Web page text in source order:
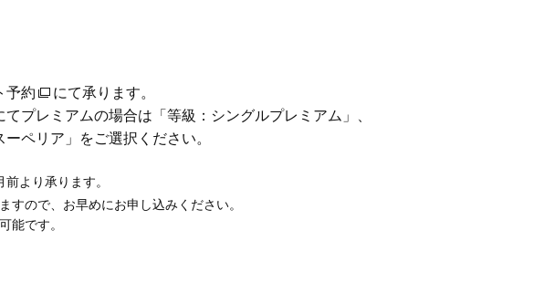
予約
にて承ります。
てプレミアムの場合は 「等級：シングルプレミアム」、
ペリア」をご選択ください。
より承ります。
ので、お早めにお申し込みください。
能です。